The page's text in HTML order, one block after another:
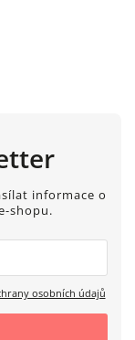
informace o
shopu.
osobních údajů